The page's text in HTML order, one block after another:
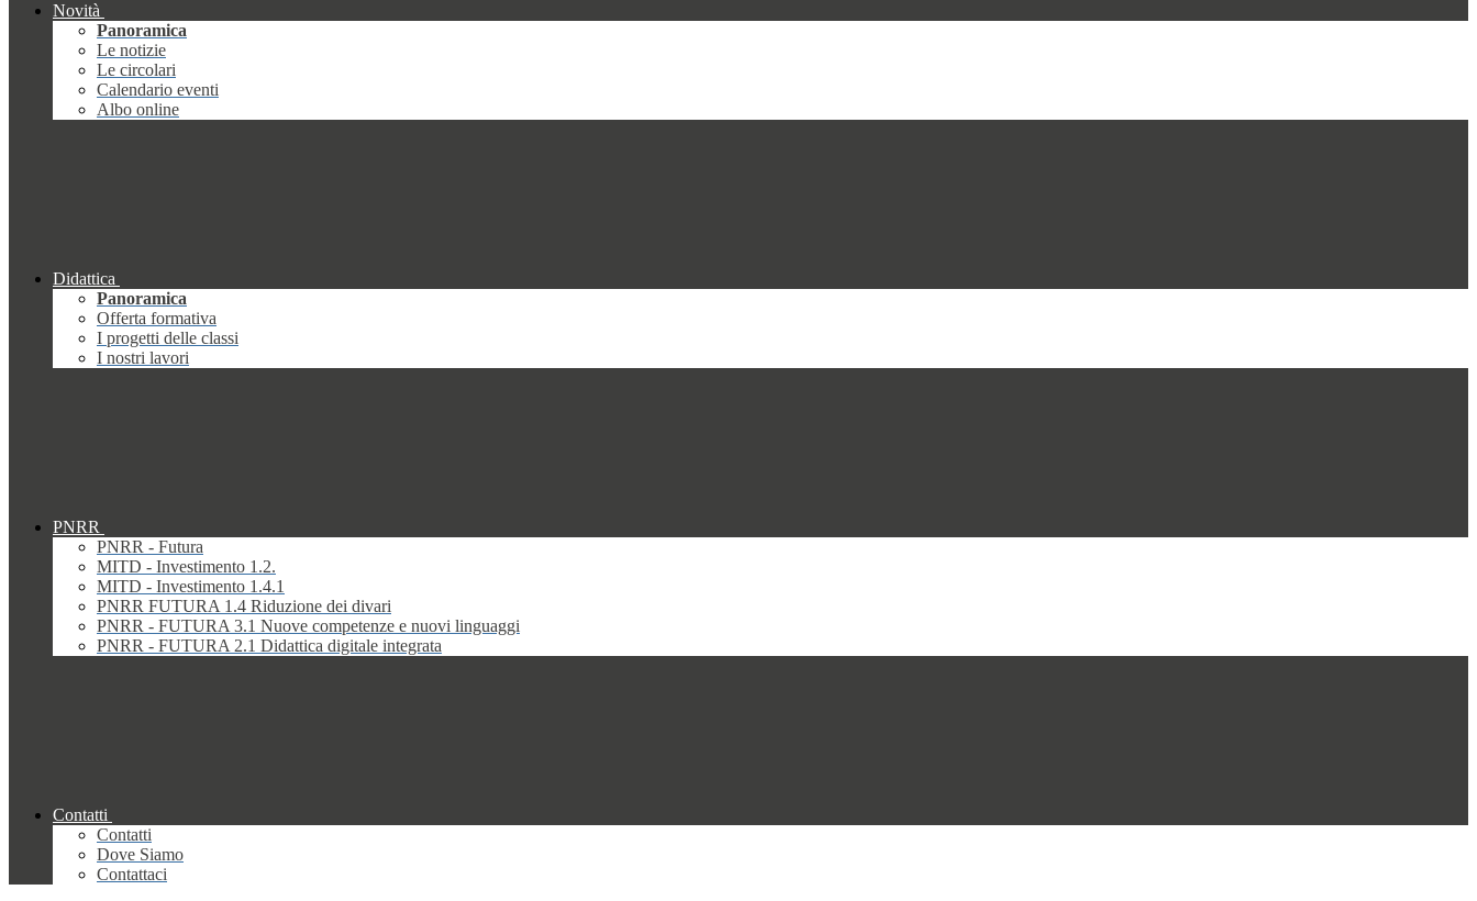
Novità
Panoramica
Le notizie
Le circolari
Calendario eventi
Albo online
Didattica
Panoramica
Offerta formativa
I progetti delle classi
I nostri lavori
PNRR
PNRR - Futura
MITD - Investimento 1.2.
MITD - Investimento 1.4.1
PNRR FUTURA 1.4 Riduzione dei divari
PNRR - FUTURA 3.1 Nuove competenze e nuovi linguaggi
PNRR - FUTURA 2.1 Didattica digitale integrata
Contatti
Contatti
Dove Siamo
Contattaci